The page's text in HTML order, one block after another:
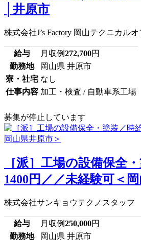
│井原市
株式会社J’s Factory 岡山テクニカル
給与 月収例272,700円
勤務地
岡山県 井原市
寮・社宅 なし
仕事内容 加工・検査 / 自動車系工場
募集が停止しています
［派］工場の設備保全
1400円／／未経験可＜
株式会社サンキョウテクノスタッフ
給与 月収例250,000円
勤務地
岡山県 井原市